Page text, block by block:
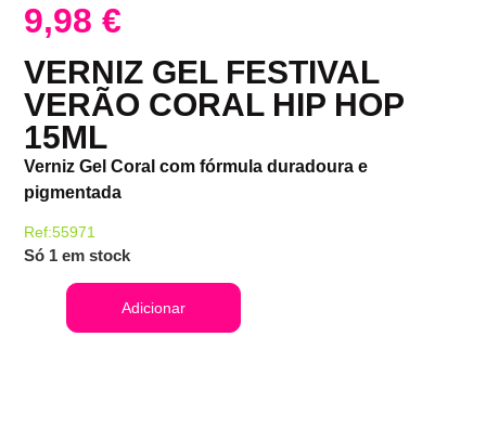
9,98€
VERNIZ GEL FESTIVAL
VERÃO CORAL HIP HOP
15ML
Verniz Gel Coral com fórmula duradoura e
pigmentada
Ref:55971
Só 1 em stock
Adicionar